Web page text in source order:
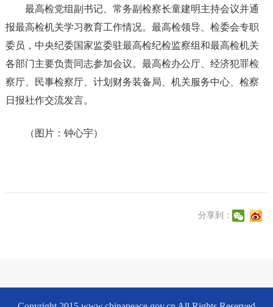
最高检党组副书记、常务副检察长童建明主持会议并通
报最高检机关学习教育工作情况。最高检领导、检委会专职
委员，中央纪委国家监委驻最高检纪检监察组和最高检机关
各部门主要负责同志参加会议。最高检办公厅、经济犯罪检
察厅、民事检察厅、计划财务装备局、机关服务中心、检察
日报社作交流发言。
（图片：钟心宇）
分享到：